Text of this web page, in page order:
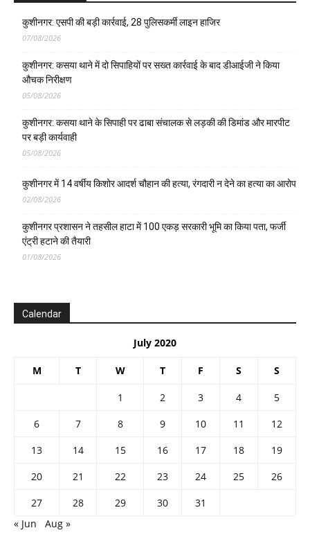
कुशीनगर: एसपी की बड़ी कार्रवाई, 28 पुलिसकर्मी लाइन हाजिर
07/08/2026
कुशीनगर: कसया थाने में दो सिपाहियों पर सख्त कार्रवाई के बाद डीआईजी ने किया
औचक निरीक्षण
05/08/2026
कुशीनगर: कसया थाने के सिपाही पर ढाबा संचालक से लड़की की डिमांड और मारपीट
पर बड़ी कार्यवाही
05/08/2026
कुशीनगर में 14 वर्षीय किशोर आदर्श चौहान की हत्या, रंगदारी न देने का हत्या का आरोप
02/08/2026
कुशीनगर प्रशासन ने तहसील हाटा में 100 एकड़ सरकारी भूमि का किया पता, फर्जी
एंट्री हटाने की तैयारी
01/08/2026
Calendar
July 2020
M T W T F S S
1 2 3 4
5
6
7 8 9 10 11
12
13
14 15 16 17 18
19
20
21 22 23 24 25
26
27
28 29 30
31
« Jun
Aug »